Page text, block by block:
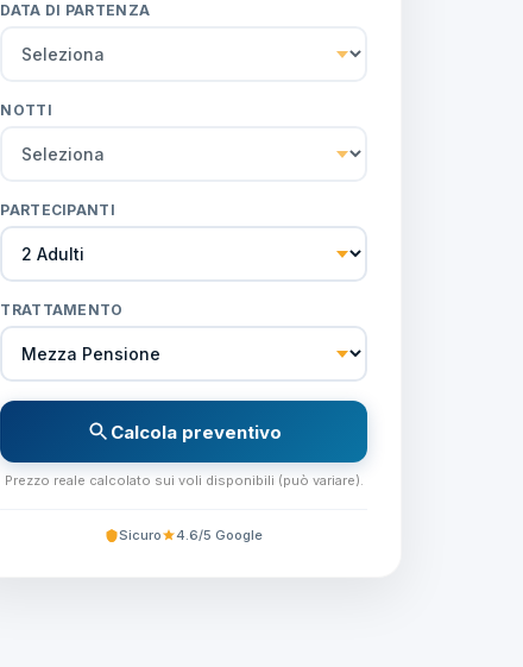
DATA DI PARTENZA
NOTTI
PARTECIPANTI
TRATTAMENTO
Calcola preventivo
Prezzo reale calcolato sui voli disponibili (può variare).
Sicuro 4.6/5 Google